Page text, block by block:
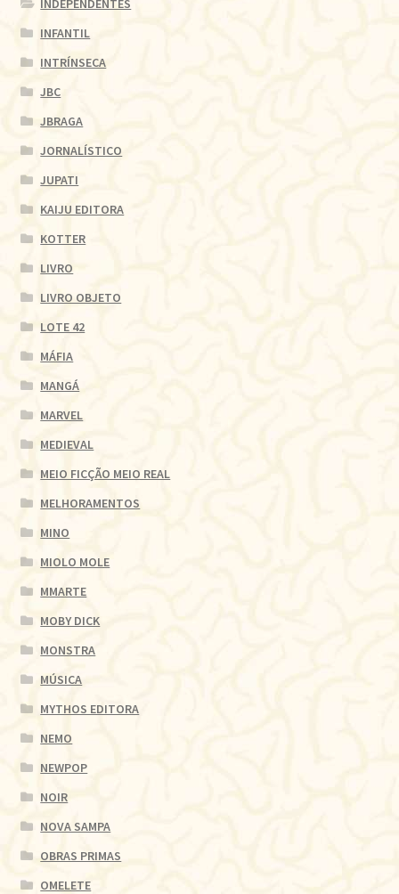
INDEPENDENTES
INFANTIL
INTRÍNSECA
JBC
JBRAGA
JORNALÍSTICO
JUPATI
KAIJU EDITORA
KOTTER
LIVRO
LIVRO OBJETO
LOTE 42
MÁFIA
MANGÁ
MARVEL
MEDIEVAL
MEIO FICÇÃO MEIO REAL
MELHORAMENTOS
MINO
MIOLO MOLE
MMARTE
MOBY DICK
MONSTRA
MÚSICA
MYTHOS EDITORA
NEMO
NEWPOP
NOIR
NOVA SAMPA
OBRAS PRIMAS
OMELETE